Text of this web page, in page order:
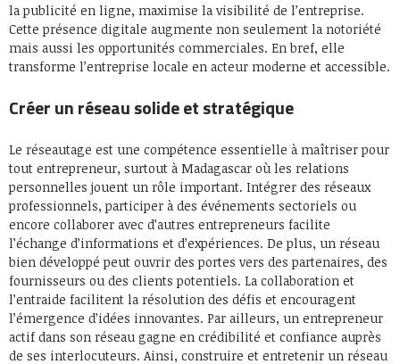
la publicité en ligne, maximise la visibilité de l’entreprise.
Cette présence digitale augmente non seulement la notoriété
mais aussi les opportunités commerciales. En bref, elle
transforme l’entreprise locale en acteur moderne et accessible.
Créer un réseau solide et stratégique
Le réseautage est une compétence essentielle à maîtriser pour
tout entrepreneur, surtout à Madagascar où les relations
personnelles jouent un rôle important. Intégrer des réseaux
professionnels, participer à des événements sectoriels ou
encore collaborer avec d’autres entrepreneurs facilite
l’échange d’informations et d’expériences. De plus, un réseau
bien développé peut ouvrir des portes vers des partenaires, des
fournisseurs ou des clients potentiels. La collaboration et
l’entraide facilitent la résolution des défis et encouragent
l’émergence d’idées innovantes. Par ailleurs, un entrepreneur
actif dans son réseau gagne en crédibilité et confiance auprès
de ses interlocuteurs. Ainsi, construire et entretenir un réseau